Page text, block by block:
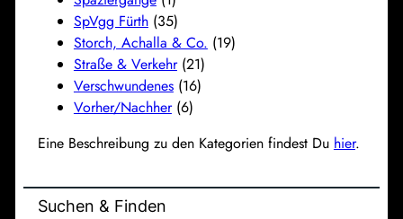
SpVgg Fürth(35)
Storch, Achalla & Co. (19)
Straße & Verkehr(21)
Verschwundenes(16)
Vorher/Nachher(6)
Eine Beschreibung zu den Kategorien findest Du hier.
Suchen & Finden